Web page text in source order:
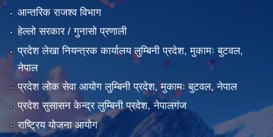
आन्तरिक राजश्व विभाग
हेल्लो सरकार / गुनासो प्रणाली
प्रदेश लेखा नियन्त्रक कार्यालय लुम्बिनी प्रदेश, मुकामः बुटवल,
नेपाल
प्रदेश लोक सेवा आयोग लुम्बिनी प्रदेश, मुकामः बुटवल, नेपाल
प्रदेश सुसासन केन्द्र लुम्बिनी प्रदेश, नेपालगंज
राष्ट्रिय योजना आयोग